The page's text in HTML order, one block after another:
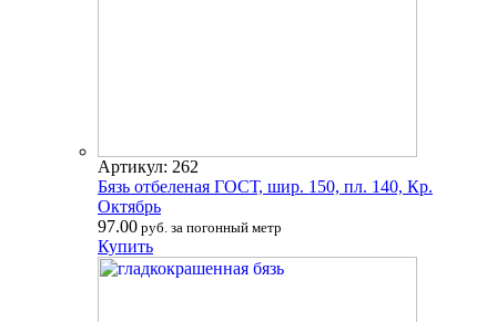
Артикул: 262
Бязь отбеленая ГОСТ, шир. 150, пл. 140, Кр.
Октябрь
97.00 руб. за погонный метр
Купить